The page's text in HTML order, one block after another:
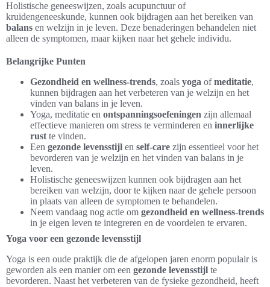
Holistische geneeswijzen, zoals acupunctuur of
kruidengeneeskunde, kunnen ook bijdragen aan het bereiken van
balans en welzijn in je leven. Deze benaderingen behandelen niet
alleen de symptomen, maar kijken naar het gehele individu.
Belangrijke Punten
Gezondheid en wellness-trends, zoals yoga ofmeditatie,
kunnen bijdragen aan het verbeteren van je welzijn en het
vinden van balans in je leven.
Yoga, meditatie en ontspanningsoefeningen zijn allemaal
effectieve manieren om stress te verminderen en innerlijke
rust te vinden.
Een gezonde levensstijl en self-care zijn essentieel voor het
bevorderen van je welzijn en het vinden van balans in je
leven.
Holistische geneeswijzen kunnen ook bijdragen aan het
bereiken van welzijn, door te kijken naar de gehele persoon
in plaats van alleen de symptomen te behandelen.
Neem vandaag nog actie om gezondheid en wellness-trends
in je eigen leven te integreren en de voordelen te ervaren.
Yoga voor een gezonde levensstijl
Yoga is een oude praktijk die de afgelopen jaren enorm populair is
geworden als een manier om een gezonde levensstijl te
bevorderen. Naast het verbeteren van de fysieke gezondheid, heeft